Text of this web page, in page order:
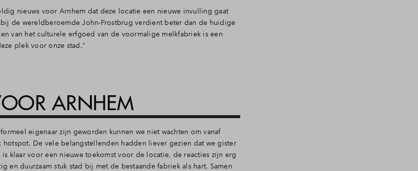
nieuws voor Arnhem dat deze locatie een nieuwe invulling gaat
de wereldberoemde John-Frostbrug verdient beter dan de huidige
van het culturele erfgoed van de voormalige melkfabriek is een
plek voor onze stad."
ARNHEM
eigenaar zijn geworden kunnen we niet wachten om vanaf
De vele belangstellenden hadden liever gezien dat we gister
klaar voor een nieuwe toekomst voor de locatie, de reacties zijn erg
duurzaam stuk stad bij met de bestaande fabriek als hart. Samen